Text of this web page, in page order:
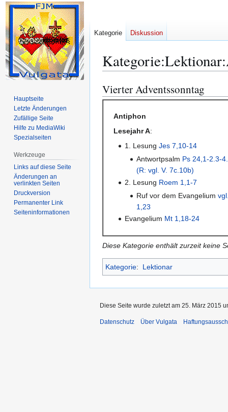
Kategorie:
Zur
Navigation
Zur
Suche
Vierter Adventssonntag
Antiphon
Lesejahr A:
1. LesungJes 7,10-14
Antwortpsalm Ps 24,1-2.3-
(R: vgl. V. 7c.10b)
2. Lesung Roem 1,1-7
Ruf vor dem Evangelium
1,23
Evangelium Mt 1,18-24
Diese Kategorie enthält zurzeit keine
Kategorie: Lektionar
Kategorie Diskussion
Hauptseite
Letzte Änderungen
Zufällige Seite
Hilfe zu MediaWiki
Spezialseiten
Werkzeuge
Links auf diese Seite
Änderungen an
verlinkten Seiten
Druckversion
Permanenter Link
Seiten­­informationen
Diese Seite wurde zuletzt am 25. März 2015
Datenschutz Über Vulgata